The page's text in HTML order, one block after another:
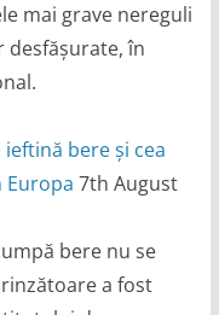
mai grave nereguli
în
bere și cea
Europa 7th August
bere nu se
a fost